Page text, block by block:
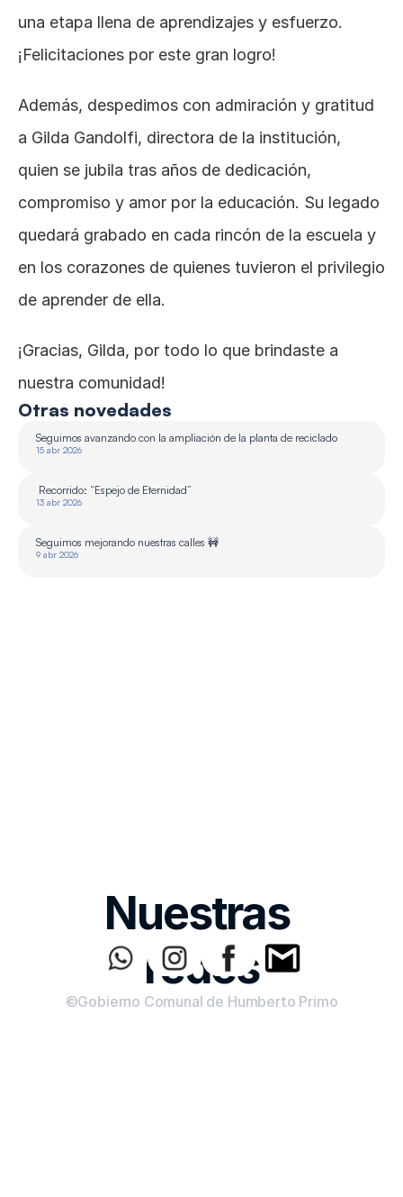
Otras novedades
Seguimos avanzando con la ampliación de la planta de reciclado
15 abr 2026
Recorrido: “Espejo de Eternidad”
13 abr 2026
Seguimos mejorando nuestras calles 🚧
9 abr 2026
una etapa llena de aprendizajes y esfuerzo.
¡Felicitaciones por este gran logro!
Además, despedimos con admiración y gratitud
a Gilda Gandolfi, directora de la institución,
quien se jubila tras años de dedicación,
compromiso y amor por la educación. Su legado
quedará grabado en cada rincón de la escuela y
en los corazones de quienes tuvieron el privilegio
de aprender de ella.
¡Gracias, Gilda, por todo lo que brindaste a
nuestra comunidad!
Nuestras
redes
©Gobierno Comunal de Humberto Primo